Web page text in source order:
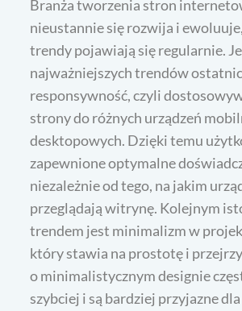
Branża tworzenia stron
nieustannie się rozwija i
trendy pojawiają się regularnie.
najważniejszych trendów
responsywność, czyli
strony do różnych urządzeń
desktopowych. Dzięki temu
zapewnione optymalne
niezależnie od tego, na jakim
przeglądają witrynę. Kolejnym
trendem jest minimalizm w
który stawia na prostotę i
o minimalistycznym designie
szybciej i są bardziej przyjazne dla